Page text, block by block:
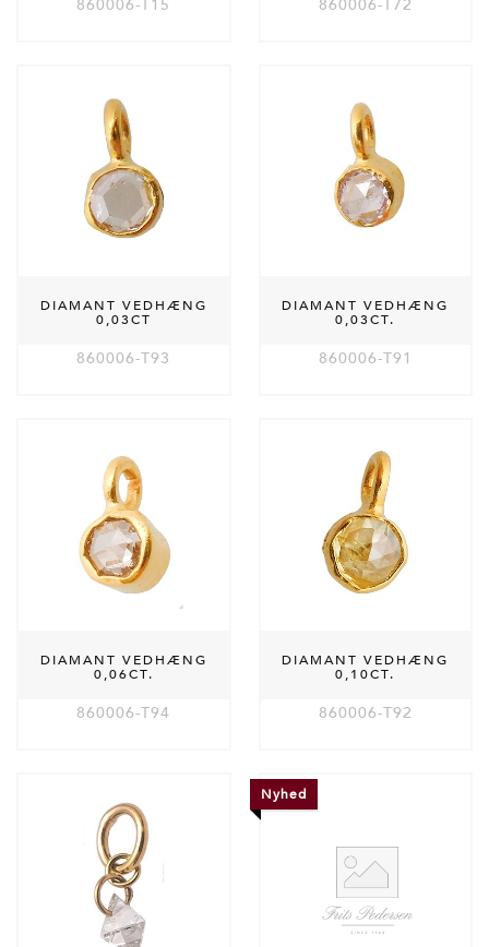
860006-T15 860006-T72
DIAMANT VEDHÆNG
0,03CT
860006-T93
DIAMANT VEDHÆNG
0,03CT.
860006-T91
DIAMANT VEDHÆNG
0,06CT.
860006-T94
DIAMANT VEDHÆNG
0,10CT.
860006-T92
Nyhed